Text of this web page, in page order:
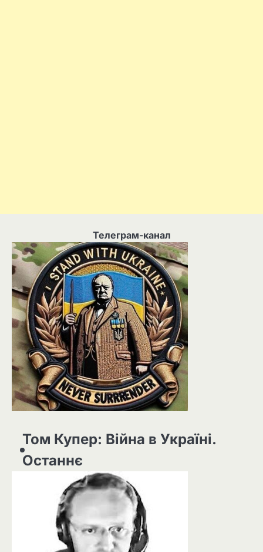
Телеграм-канал
Том Купер: Війна в Україні.
Останнє